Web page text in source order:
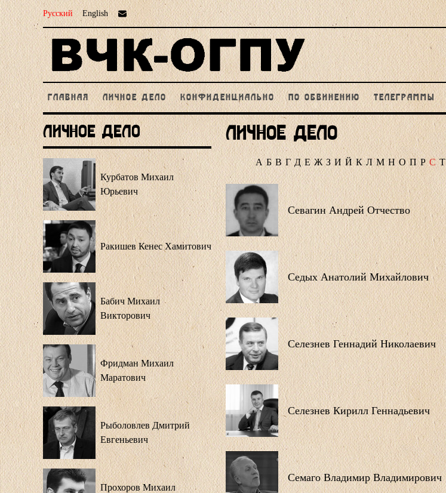
Русский English
ГЛАВНАЯ ЛИЧНОЕ ДЕЛО КОНФИДЕНЦИАЛЬНО ПО ОБВИНЕНИЮ ТЕЛЕГРАММЫ
Личное Дело
Курбатов Михаил
Юрьевич
Ракишев Кенес Хамитович
Бабич Михаил
Викторович
Фридман Михаил
Маратович
Рыболовлев Дмитрий
Евгеньевич
Прохоров Михаил
Личное дело
А Б В Г Д Е Ж З И Й К Л М Н О П Р С Т
Севагин Андрей Отчество
Седых Анатолий Михайлович
Селезнев Геннадий Николаевич
Селезнев Кирилл Геннадьевич
Семаго Владимир Владимирович